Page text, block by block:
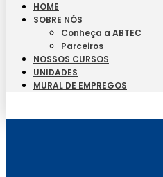
HOME
SOBRE NÓS
Conheça a ABTEC
Parceiros
NOSSOS CURSOS
UNIDADES
MURAL DE EMPREGOS